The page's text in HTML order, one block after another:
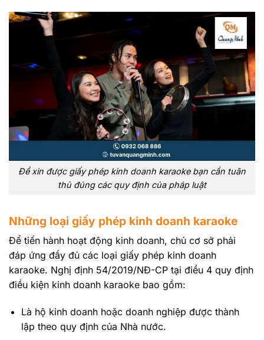
Để xin được giấy phép kinh doanh karaoke bạn cần tuân
thủ đúng các quy định của pháp luật
Những loại giấy phép kinh doanh karaoke
Để tiến hành hoạt động kinh doanh, chủ cơ sở phải
đáp ứng đầy đủ các loại giấy phép kinh doanh
karaoke. Nghị định 54/2019/NĐ-CP tại điều 4 quy định
điều kiện kinh doanh karaoke bao gồm:
Là hộ kinh doanh hoặc doanh nghiệp được thành
lập theo quy định của Nhà nước.